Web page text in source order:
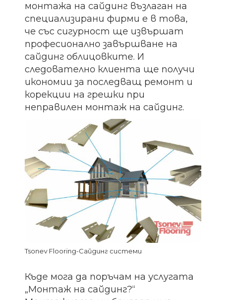
монтажа на сайдинг възлаган на
специализирани фирми е в това,
че със сигурност ще извършат
професионално завършване на
сайдинг облицовките. И
следователно клиента ще получи
икономии за последващ ремонт и
корекции на грешки при
неправилен монтаж на сайдинг.
Tsonev Flooring-Сайдинг системи
Къде мога да поръчам на услугата
„Монтаж на сайдинг?“